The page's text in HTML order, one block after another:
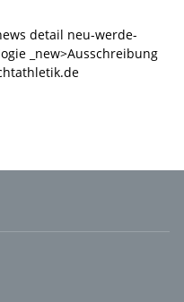
detail neu-werde-
_new>Ausschreibung